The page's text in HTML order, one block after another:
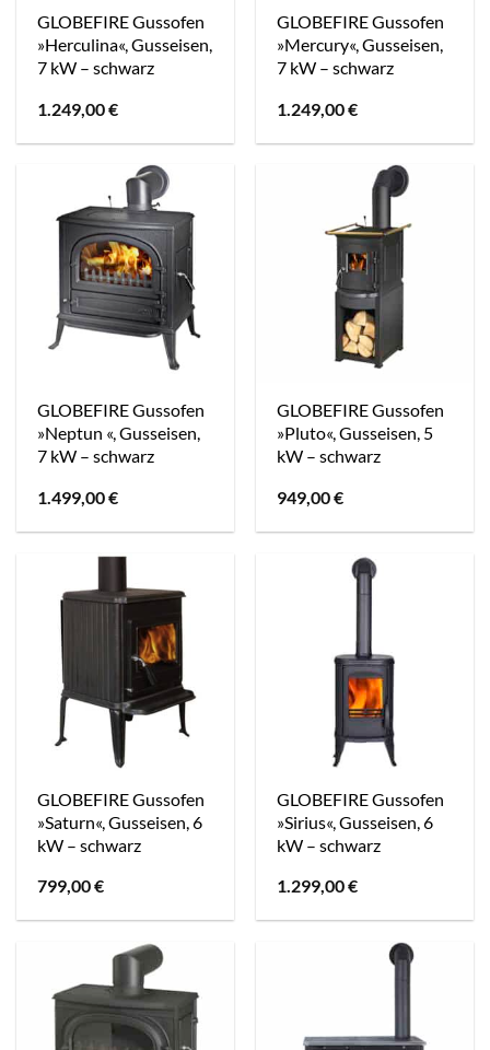
GLOBEFIRE Gussofen
»Herculina«, Gusseisen,
7 kW – schwarz
1.249,00€
GLOBEFIRE Gussofen
»Mercury«, Gusseisen,
7 kW – schwarz
1.249,00€
GLOBEFIRE Gussofen
»Neptun «, Gusseisen,
7 kW – schwarz
1.499,00€
GLOBEFIRE Gussofen
»Pluto«, Gusseisen, 5
kW – schwarz
949,00€
GLOBEFIRE Gussofen
»Saturn«, Gusseisen, 6
kW – schwarz
799,00€
GLOBEFIRE Gussofen
»Sirius«, Gusseisen, 6
kW – schwarz
1.299,00€